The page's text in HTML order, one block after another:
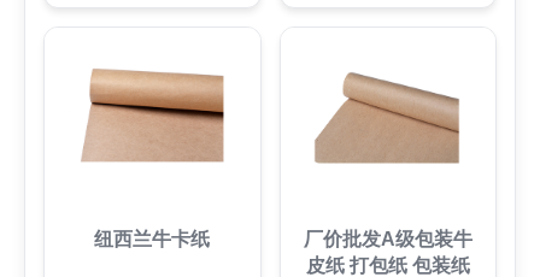
纽西兰牛卡纸
厂价批发A级包装牛
皮纸 打包纸 包装纸